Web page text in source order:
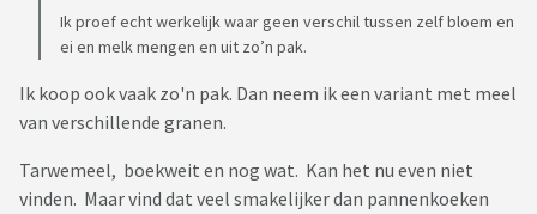
Ik proef echt werkelijk waar geen verschil tussen zelf bloem en
ei en melk mengen en uit zo’n pak.
Ik koop ook vaak zo'n pak. Dan neem ik een variant met meel
van verschillende granen.
Tarwemeel, boekweit en nog wat. Kan het nu even niet
vinden. Maar vind dat veel smakelijker dan pannenkoeken